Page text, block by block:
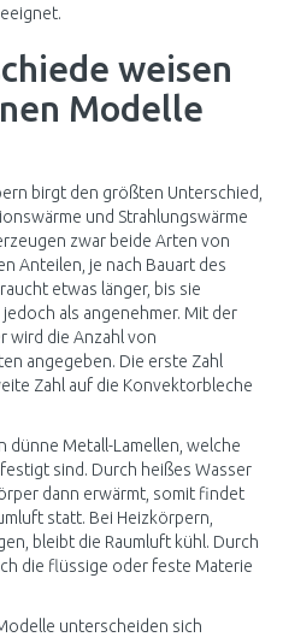
weisen
Modelle
birgt den größten Unterschied,
und Strahlungswärme
zwar beide Arten von
Anteilen, je nach Bauart des
etwas länger, bis sie
als angenehmer. Mit der
wird die Anzahl von
angegeben. Die erste Zahl
Zahl auf die Konvektorbleche
Metall-Lamellen, welche
sind. Durch heißes Wasser
dann erwärmt, somit findet
statt. Bei Heizkörpern,
bleibt die Raumluft kühl. Durch
die flüssige oder feste Materie
unterscheiden sich